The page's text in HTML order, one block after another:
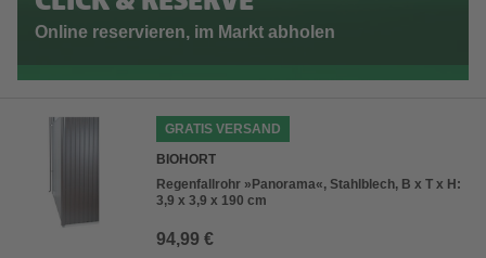
Online reservieren, im Markt abholen
GRATIS VERSAND
BIOHORT
Regenfallrohr »Panorama«, Stahlblech, B x T x H:
3,9 x 3,9 x 190 cm
94,99 €